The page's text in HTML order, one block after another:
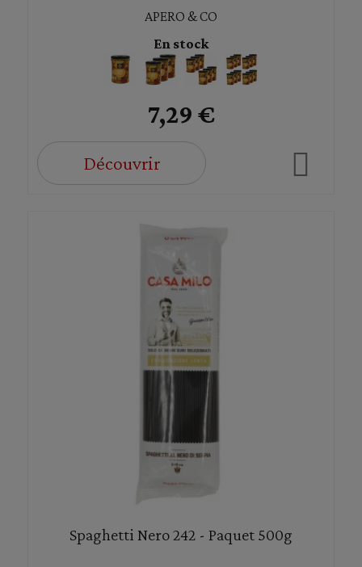
APERO & CO
En stock
7,29 €
Découvrir
Spaghetti Nero 242 - Paquet 500g